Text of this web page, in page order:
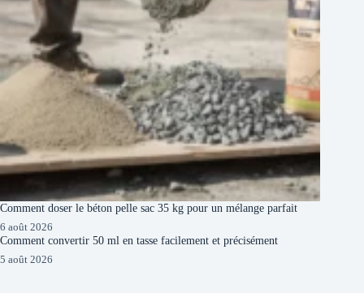
Comment doser le béton pelle sac 35 kg pour un mélange parfait
6 août 2026
Comment convertir 50 ml en tasse facilement et précisément
5 août 2026